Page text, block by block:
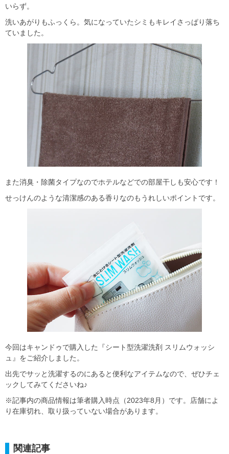
いらず。
洗いあがりもふっくら。気になっていたシミもキレイさっぱり落ち
ていました。
また消臭・除菌タイプなのでホテルなどでの部屋干しも安心です！
せっけんのような清潔感のある香りなのもうれしいポイントです。
今回はキャンドゥで購入した『シート型洗濯洗剤 スリムウォッシ
ュ』をご紹介しました。
出先でサッと洗濯するのにあると便利なアイテムなので、ぜひチェ
ックしてみてくださいね♪
※記事内の商品情報は筆者購入時点（2023年8月）です。店舗によ
り在庫切れ、取り扱っていない場合があります。
関連記事